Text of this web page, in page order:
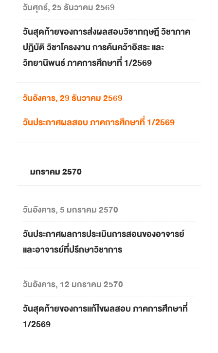
วันศุกร์, 25 ธันวาคม 2569
วันสุดท้ายของการส่งผลสอบวิชาทฤษฎี วิชาภาค
ปฏิบัติ วิชาโครงงาน การค้นคว้าอิสระ และ
วิทยานิพนธ์ ภาคการศึกษาที่ 1/2569
วันอังคาร, 29 ธันวาคม 2569
วันประกาศผลสอบ ภาคการศึกษาที่ 1/2569
มกราคม 2570
วันอังคาร, 5 มกราคม 2570
วันประกาศผลการประเมินการสอนของอาจารย์
และอาจารย์ที่ปรึกษาวิชาการ
วันอังคาร, 12 มกราคม 2570
วันสุดท้ายของการแก้ไขผลสอบ ภาคการศึกษาที่
1/2569